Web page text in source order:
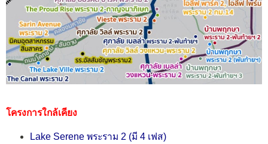
โครงการใกล้เคียง
Lake Serene พระราม 2 (มี 4 เฟส)